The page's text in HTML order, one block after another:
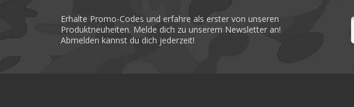
Erhalte Promo-Codes und erfahre als erster von unseren
Produktneuheiten. Melde dich zu unserem Newsletter an!
Abmelden kannst du dich jederzeit!